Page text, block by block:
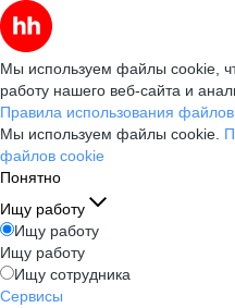
Мы используем файлы cookie,
работу нашего веб-сайта и
Правила использования
Мы используем файлы cookie.
файлов cookie
Понятно
Ищу работу
Ищу работу
Ищу работу
Ищу сотрудника
Сервисы